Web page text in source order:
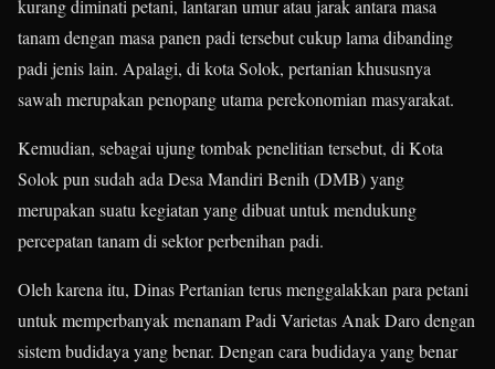
kurang diminati petani, lantaran umur atau jarak antara masa
tanam dengan masa panen padi tersebut cukup lama dibanding
padi jenis lain. Apalagi, di kota Solok, pertanian khususnya
sawah merupakan penopang utama perekonomian masyarakat.
Kemudian, sebagai ujung tombak penelitian tersebut, di Kota
Solok pun sudah ada Desa Mandiri Benih (DMB) yang
merupakan suatu kegiatan yang dibuat untuk mendukung
percepatan tanam di sektor perbenihan padi.
Oleh karena itu, Dinas Pertanian terus menggalakkan para petani
untuk memperbanyak menanam Padi Varietas Anak Daro dengan
sistem budidaya yang benar. Dengan cara budidaya yang benar